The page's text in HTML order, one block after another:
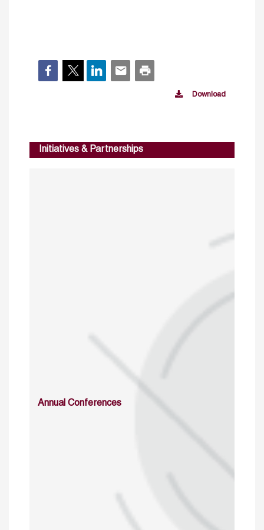
Download
Initiatives & Partnerships
Annual Conferences